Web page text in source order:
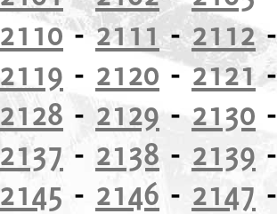
2110-2111-2112
2119 - 2120 -2121
2128 - 2129 - 2130
2137 - 2138 - 2139
2145 - 2146 - 2147